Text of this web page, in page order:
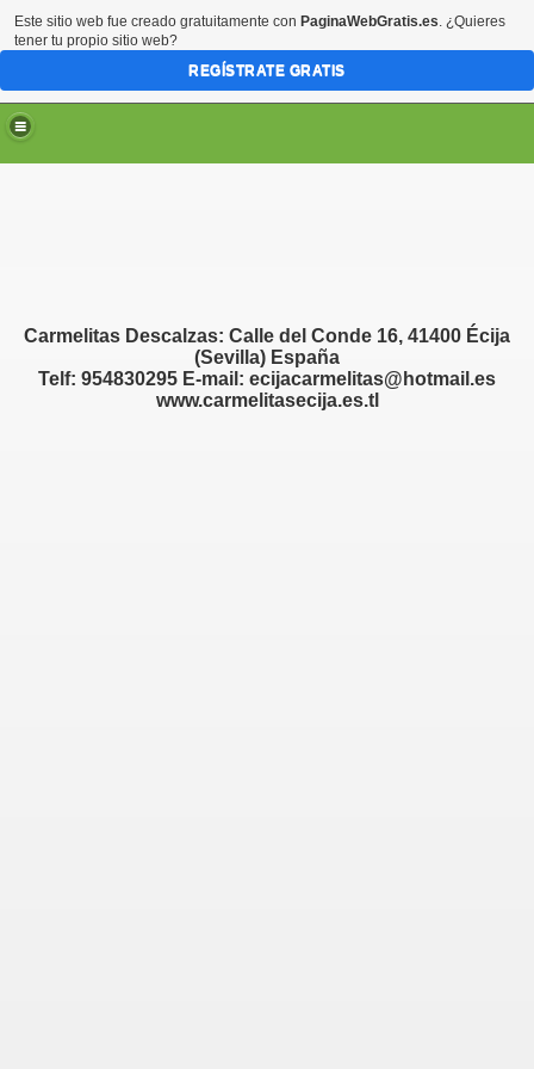
Carmelitas Descalzas: Calle del Conde 16, 41400 Écija
(Sevilla) España
Telf: 954830295 E-mail: ecijacarmelitas@hotmail.es
www.carmelitasecija.es.tl
Este sitio web fue creado gratuitamente con PaginaWebGratis.es. ¿Quieres
tener tu propio sitio web?
REGÍSTRATE GRATIS